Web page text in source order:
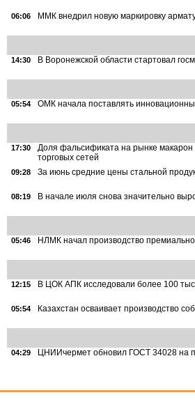
06:06 ММК внедрил новую маркировку
14:30 В Воронежской области стартовал
05:54 ОМК начала поставлять
17:30
Доля фальсификата на рынке
торговых сетей
09:28 За июнь средние цены стальной
08:19 В начале июля снова значительно
05:46 НЛМК начал производство
12:15 В ЦОК АПК исследовали более 100
05:54 Казахстан осваивает производство
04:29 ЦНИИчермет обновил ГОСТ 34028 на